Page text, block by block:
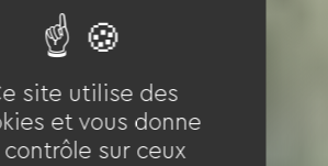
site utilise des
et vous donne
contrôle sur ceux